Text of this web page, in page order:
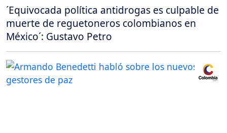
´Equivocada política antidrogas es culpable de
muerte de reguetoneros colombianos en
México´: Gustavo Petro